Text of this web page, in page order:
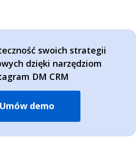
swoich strategii
dzięki narzędziom
DM CRM
Umów demo